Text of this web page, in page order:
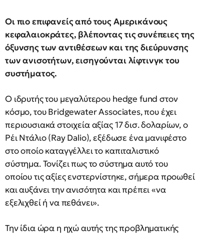
Οι πιο επιφανείς από τους Αμερικάνους
κεφαλαιοκράτες, βλέποντας τις συνέπειες της
όξυνσης των αντιθέσεων και της διεύρυνσης
των ανισοτήτων, εισηγούνται λίφτινγκ του
συστήματος.
Ο ιδρυτής του μεγαλύτερου hedge fund στον
κόσμο, του Bridgewater Associates, που έχει
περιουσιακά στοιχεία αξίας 17 δισ. δολαρίων, ο
Ρέι Ντάλιο (Ray Dalio), εξέδωσε ένα μανιφέστο
στο οποίο καταγγέλλει το καπιταλιστικό
σύστημα. Τονίζει πως το σύστημα αυτό του
οποίου τις αξίες ενστερνίστηκε, σήμερα προωθεί
και αυξάνει την ανισότητα και πρέπει «να
εξελιχθεί ή να πεθάνει».
Την ίδια ώρα η ηχώ αυτής της προβληματικής